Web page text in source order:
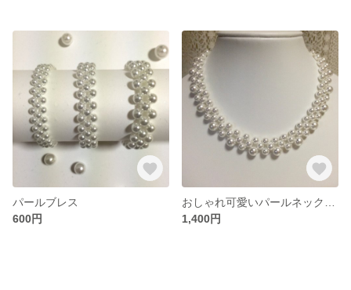
パールブレス
600円
1,400円